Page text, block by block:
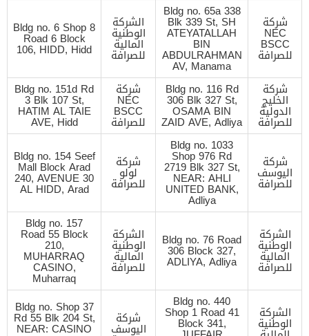
شركة
NEC
BSCC
للصرافة
Bldg no. 65a 338
Blk 339 St, SH
ATEYATALLAH
BIN
ABDULRAHMAN
AV, Manama
الشركة
الوطنية
المالية
للصرافة
Bldg no. 6 Shop 8
Road 6 Block
106, HIDD, Hidd
شركة
الخليج
الدولية
للصرافة
Bldg no. 116 Rd
306 Blk 327 St,
OSAMA BIN
ZAID AVE, Adliya
شركة
NEC
BSCC
للصرافة
Bldg no. 151d Rd
3 Blk 107 St,
HATIM AL TAIE
AVE, Hidd
شركة
اليوسف
للصرافة
Bldg no. 1033
Shop 976 Rd
2719 Blk 327 St,
NEAR: AHLI
UNITED BANK,
Adliya
شركة
لولو
للصرافة
Bldg no. 154 Seef
Mall Block Arad
240, AVENUE 30
AL HIDD, Arad
الشركة
الوطنية
المالية
للصرافة
Bldg no. 76 Road
306 Block 327,
ADLIYA, Adliya
الشركة
الوطنية
المالية
للصرافة
Bldg no. 157
Road 55 Block
210,
MUHARRAQ
CASINO,
Muharraq
الشركة
الوطنية
Bldg no. 440
Shop 1 Road 41
Block 341, شركة
اليوسف
Bldg no. Shop 37
Rd 55 Blk 204 St,
NEAR: CASINO